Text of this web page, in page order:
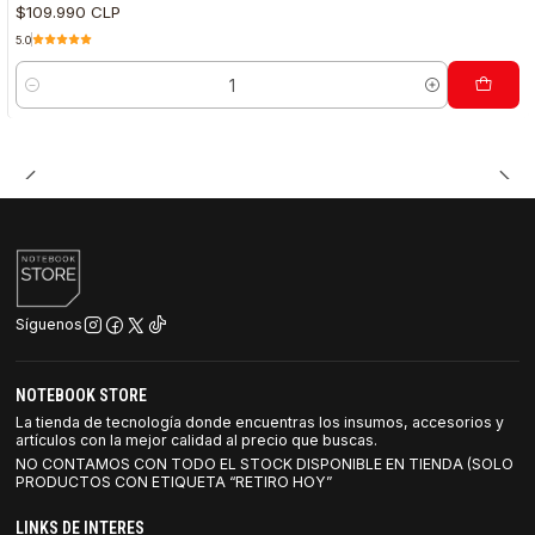
$109.990 CLP
5.0
Cantidad
Síguenos
NOTEBOOK STORE
La tienda de tecnología donde encuentras los insumos, accesorios y
artículos con la mejor calidad al precio que buscas.
NO CONTAMOS CON TODO EL STOCK DISPONIBLE EN TIENDA (SOLO
PRODUCTOS CON ETIQUETA “RETIRO HOY”
LINKS DE INTERES